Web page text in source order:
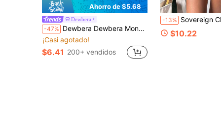
Ahorro de $5.68
Dewbera
-47% Dewbera Dewbera Mono deportivo sin mangas con abertura en la cintura y espalda descubierta para mujer
¡Casi agotado!
$6.41 200+ vendidos
-13% Sovereign Charm Deportivo de una pieza blanco
$10.22